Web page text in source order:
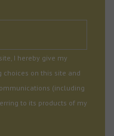
I hereby give my
choices on this site and
(including
to its products of my